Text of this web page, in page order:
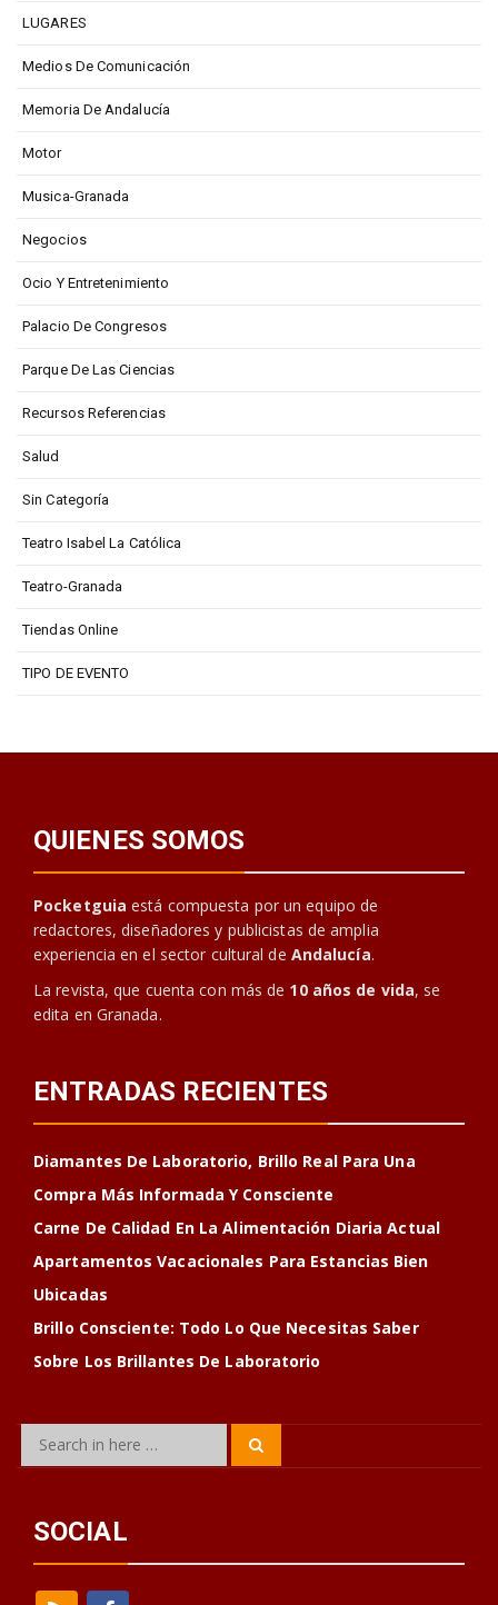
LUGARES
Medios De Comunicación
Memoria De Andalucía
Motor
Musica-Granada
Negocios
Ocio Y Entretenimiento
Palacio De Congresos
Parque De Las Ciencias
Recursos Referencias
Salud
Sin Categoría
Teatro Isabel La Católica
Teatro-Granada
Tiendas Online
TIPO DE EVENTO
QUIENES SOMOS
Pocketguia está compuesta por un equipo de
redactores, diseñadores y publicistas de amplia
experiencia en el sector cultural de Andalucía.
La revista, que cuenta con más de 10 años de vida, se
edita en Granada.
ENTRADAS RECIENTES
Diamantes De Laboratorio, Brillo Real Para Una
Compra Más Informada Y Consciente
Carne De Calidad En La Alimentación Diaria Actual
Apartamentos Vacacionales Para Estancias Bien
Ubicadas
Brillo Consciente: Todo Lo Que Necesitas Saber
Sobre Los Brillantes De Laboratorio
Search
SOCIAL